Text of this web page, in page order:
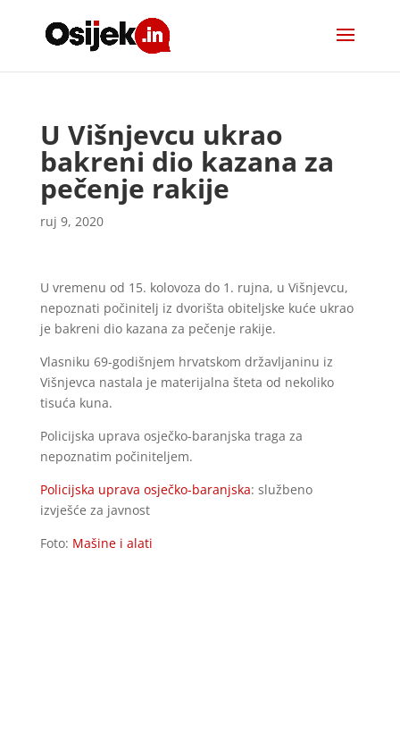
U Višnjevcu ukrao
bakreni dio kazana za
pečenje rakije
ruj 9, 2020
U vremenu od 15. kolovoza do 1. rujna, u Višnjevcu,
nepoznati počinitelj iz dvorišta obiteljske kuće ukrao
je bakreni dio kazana za pečenje rakije.
Vlasniku 69-godišnjem hrvatskom državljaninu iz
Višnjevca nastala je materijalna šteta od nekoliko
tisuća kuna.
Policijska uprava osječko-baranjska traga za
nepoznatim počiniteljem.
Policijska uprava osječko-baranjska: službeno
izvješće za javnost
Foto: Mašine i alati